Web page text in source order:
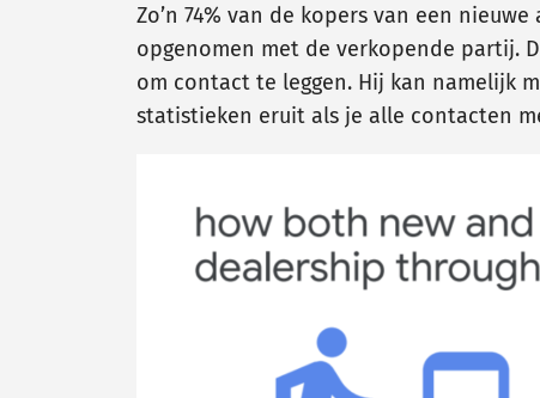
Zo’n 74% van de kopers van een
opgenomen met de verkopende partij.
om contact te leggen. Hij kan namelijk
statistieken eruit als je alle contacten